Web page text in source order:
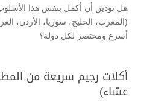
هل تودين أن أكمل بنفس هذا الأسلوب
(المغرب، الخليج، سوريا، الأردن،
أسرع ومختصر لكل دولة؟
أكلات رجيم سريعة من
عشاء)